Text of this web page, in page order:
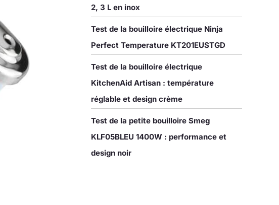
2, 3 L en inox
Test de la bouilloire électrique Ninja
Perfect Temperature KT201EUSTGD
Test de la bouilloire électrique
KitchenAid Artisan : température
réglable et design crème
Test de la petite bouilloire Smeg
KLF05BLEU 1400W : performance et
design noir